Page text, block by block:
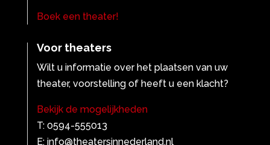
Boek een theater!
Voor theaters
Wilt u informatie over het plaatsen van uw
theater, voorstelling of heeft u een klacht?
Bekijk de mogelijkheden
T: 0594-555013
E: info@theatersinnederland.nl